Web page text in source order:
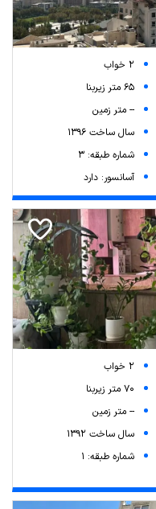
2 خواب
65 متر زیربنا
-- متر زمین
سال ساخت 1396
شماره طبقه: 3
آسانسور: دارد
2 خواب
70 متر زیربنا
-- متر زمین
سال ساخت 1392
شماره طبقه: 1